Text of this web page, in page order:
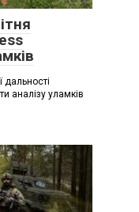
дальності
аналізу уламків